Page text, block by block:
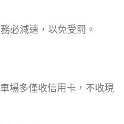
必減速，以免受罰。
場多僅收信用卡，不收現